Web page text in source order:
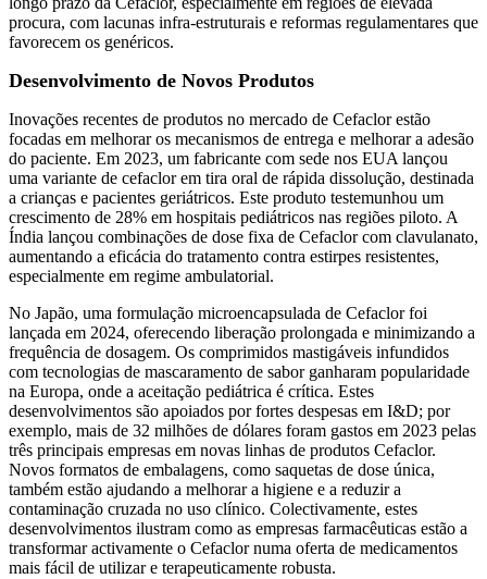
procura, com lacunas infra-estruturais e reformas regulamentares que
favorecem os genéricos.
Desenvolvimento de Novos Produtos
Inovações recentes de produtos no mercado de Cefaclor estão
focadas em melhorar os mecanismos de entrega e melhorar a adesão
do paciente. Em 2023, um fabricante com sede nos EUA lançou
uma variante de cefaclor em tira oral de rápida dissolução, destinada
a crianças e pacientes geriátricos. Este produto testemunhou um
crescimento de 28% em hospitais pediátricos nas regiões piloto. A
Índia lançou combinações de dose fixa de Cefaclor com clavulanato,
aumentando a eficácia do tratamento contra estirpes resistentes,
especialmente em regime ambulatorial.
No Japão, uma formulação microencapsulada de Cefaclor foi
lançada em 2024, oferecendo liberação prolongada e minimizando a
frequência de dosagem. Os comprimidos mastigáveis ​​infundidos
com tecnologias de mascaramento de sabor ganharam popularidade
na Europa, onde a aceitação pediátrica é crítica. Estes
desenvolvimentos são apoiados por fortes despesas em I&D; por
exemplo, mais de 32 milhões de dólares foram gastos em 2023 pelas
três principais empresas em novas linhas de produtos Cefaclor.
Novos formatos de embalagens, como saquetas de dose única,
também estão ajudando a melhorar a higiene e a reduzir a
contaminação cruzada no uso clínico. Colectivamente, estes
desenvolvimentos ilustram como as empresas farmacêuticas estão a
transformar activamente o Cefaclor numa oferta de medicamentos
mais fácil de utilizar e terapeuticamente robusta.